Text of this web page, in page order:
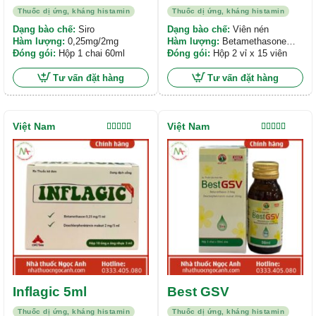
Thuốc dị ứng, kháng histamin
Dạng bào chế: Siro
Hàm lượng: 0,25mg/2mg
Đóng gói: Hộp 1 chai 60ml
Tư vấn đặt hàng
Thuốc dị ứng, kháng histamin
Khapharco
Dạng bào chế: Viên nén
Hàm lượng: Betamethasone
0.25mg Dexchlorpheniramine
maleate 2mg
Đóng gói: Hộp 2 vỉ x 15 viên
Tư vấn đặt hàng
Thuốc dị ứng, kháng histamin
Inflagic 5ml
Được xếp
hạng5.00
Việt Nam
Thuốc dị ứng, kháng histamin
Best GSV
Được xếp
hạng4.00
Việt Nam